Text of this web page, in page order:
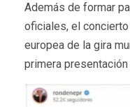
Además de formar
oficiales, el
europea de la gira
primera